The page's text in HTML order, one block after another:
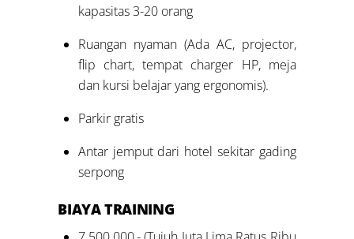
kapasitas 3-20 orang
Ruangan nyaman (Ada AC, projector,
flip chart, tempat charger HP, meja
dan kursi belajar yang ergonomis).
Parkir gratis
Antar jemput dari hotel sekitar gading
serpong
BIAYATRAINING